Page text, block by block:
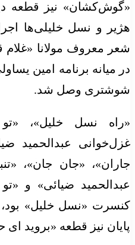
«گوش‌کشان» نیز قطعه
هژیر و نسل خلیلی‌ها
شعر معروف مولانا «غلام
در میانه برنامه امین
شوشتری وصل شد.
«راه نسل خلیل»، ‌«تو
غزل‌خوانی عبدالحمید
جاران»، «جان جان»،
عبدالحمید ضیائی» و
کنسرت «نسل خلیل»
پایان نیز قطعه «بروید